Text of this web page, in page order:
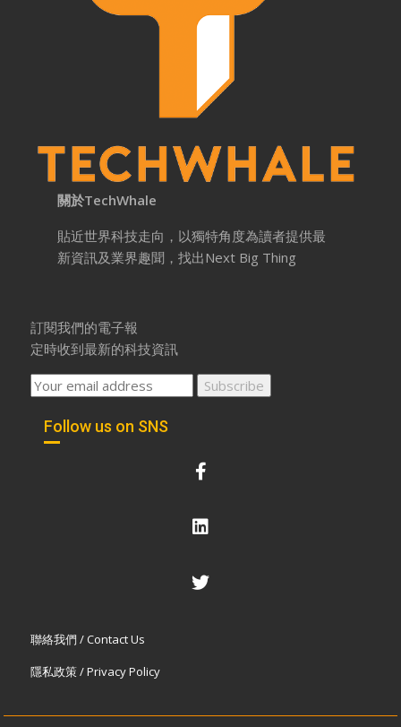
關於TechWhale
貼近世界科技走向，以獨特角度為讀者提供最
新資訊及業界趣聞，找出Next Big Thing
訂閱我們的電子報
定時收到最新的科技資訊
Follow us on SNS
聯絡我們 / Contact Us
隱私政策 / Privacy Policy